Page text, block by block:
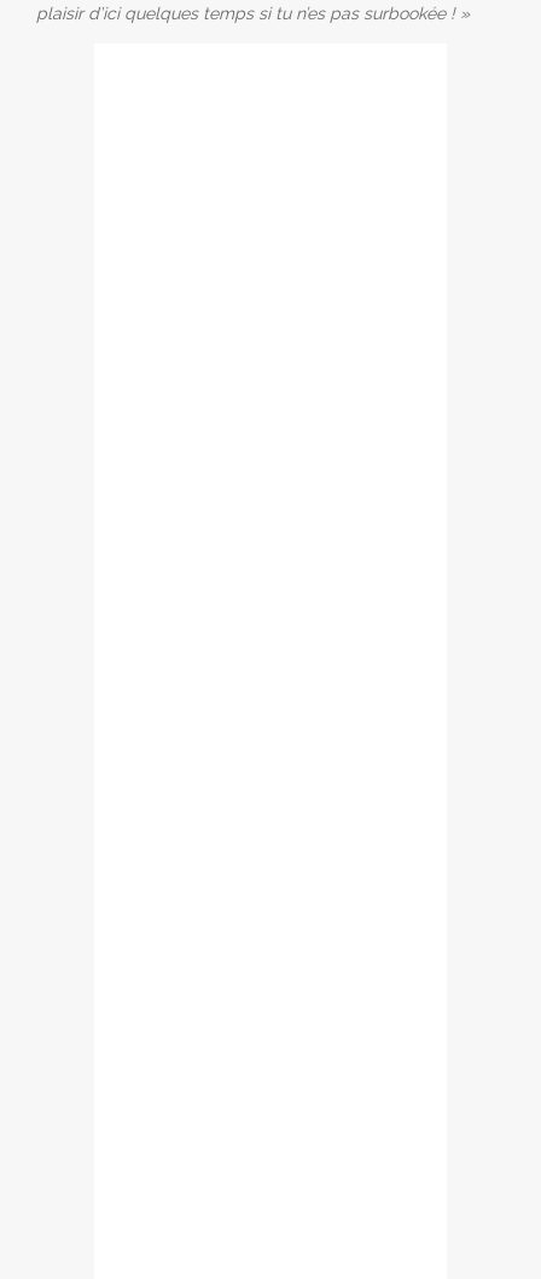
plaisir d’ici quelques temps si tu n’es pas surbookée ! »